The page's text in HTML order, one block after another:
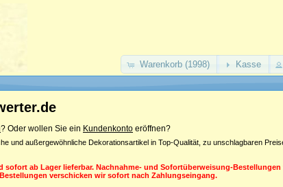
Warenkorb (1998) Kasse
? Oder wollen Sie ein Kundenkonto eröffnen?
und außergewöhnliche Dekorationsartikel in Top-Qualität, zu unschlagbaren
ab Lager lieferbar. Nachnahme- und Sofortüberweisung-Bestellungen
verschicken wir sofort nach Zahlungseingang.